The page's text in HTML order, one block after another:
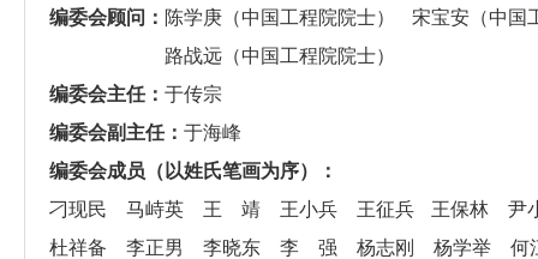
编委会顾问： 陈学庚 （中国工程院院士）
宋宝安（中国
路战远（中国工程院院士）
编委会主任： 于传宗
编委会副主任： 于海峰
编委会成员 （以姓氏笔画为序）
：
刁现民
马峙英 王 靖 王小兵 王征兵 王保林
尹
杜祥备 李正男 李晓东 李 强 杨志刚 杨学举
何